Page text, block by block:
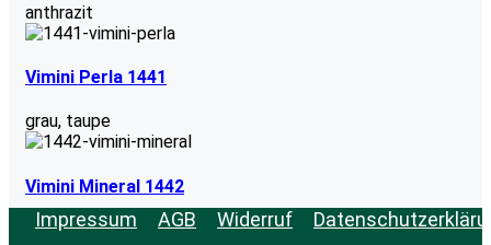
anthrazit
Vimini Perla 1441
grau, taupe
Vimini Mineral 1442
grau
Impressum AGB Widerruf